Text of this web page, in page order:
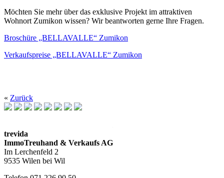
Möchten Sie mehr über das exklusive Projekt im attraktiven
Wohnort Zumikon wissen? Wir beantworten gerne Ihre Fragen.
Broschüre „BELLAVALLE“ Zumikon
Verkaufspreise „BELLAVALLE“ Zumikon
« Zurück
trevida
ImmoTreuhand & Verkaufs AG
Im Lerchenfeld 2
9535 Wilen bei Wil